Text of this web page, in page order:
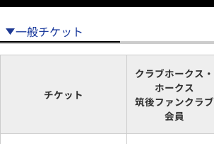
一般チケット
チケット
クラブホークス・
ホークス
筑後ファンクラブ
会員